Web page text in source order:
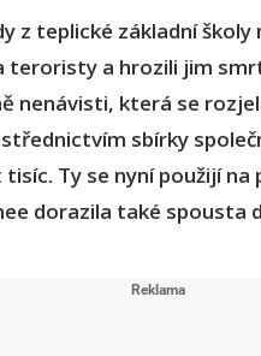
z teplické základní školy
teroristy a hrozili jim
nenávisti, která se
sbírky
Ty se nyní použijí
dorazila také spousta